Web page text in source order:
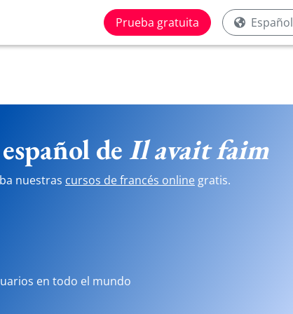
Prueba gratuita Español
deIl avait faim
nuestras cursos de francés online gratis.
en todo el mundo